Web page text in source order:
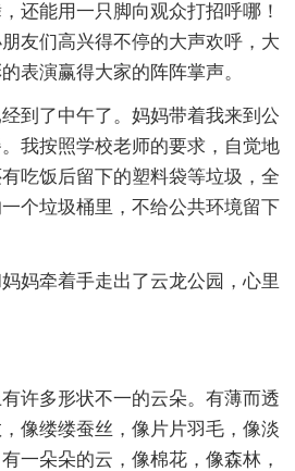
还能用一只脚向观众打招呼哪！
友们高兴得不停的大声欢呼，大
表演赢得大家的阵阵掌声。
到了中午了。妈妈带着我来到公
我按照学校老师的要求，自觉地
吃饭后留下的塑料袋等垃圾，全
个垃圾桶里，不给公共环境留下
妈牵着手走出了云龙公园，心里
许多形状不一的云朵。有薄而透
像缕缕蚕丝，像片片羽毛，像淡
一朵朵的云，像棉花，像森林，